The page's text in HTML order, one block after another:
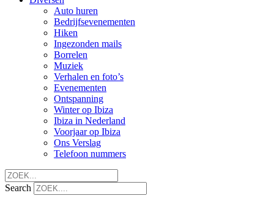
Auto huren
Bedrijfsevenementen
Hiken
Ingezonden mails
Borrelen
Muziek
Verhalen en foto’s
Evenementen
Ontspanning
Winter op Ibiza
Ibiza in Nederland
Voorjaar op Ibiza
Ons Verslag
Telefoon nummers
Search